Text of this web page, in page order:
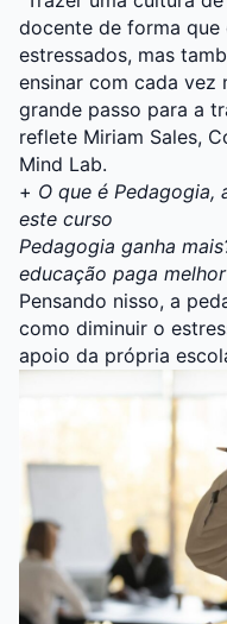
docente de forma que
estressados, mas
ensinar com cada vez
grande passo para a
reflete Miriam Sales,
Mind Lab.
+ O que é Pedagogia,
este curso
Pedagogia ganha
educação paga melhor
Pensando nisso, a
como diminuir o
apoio da própria